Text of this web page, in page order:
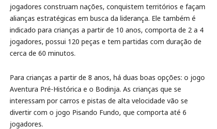
jogadores construam nações, conquistem territórios e façam
alianças estratégicas em busca da liderança. Ele também é
indicado para crianças a partir de 10 anos, comporta de 2 a 4
jogadores, possui 120 peças e tem partidas com duração de
cerca de 60 minutos.
Para crianças a partir de 8 anos, há duas boas opções: o jogo
Aventura Pré-Histórica e o Bodinja. As crianças que se
interessam por carros e pistas de alta velocidade vão se
divertir com o jogo Pisando Fundo, que comporta até 6
jogadores.